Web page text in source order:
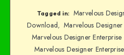
Tagged in: Marvelous
Download, Marvelous
Marvelous Designer
Marvelous Designer